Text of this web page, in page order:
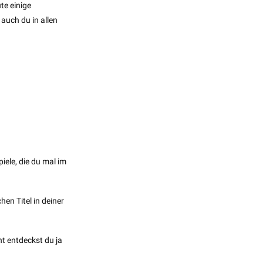
einige
du in allen
die du mal im
Titel in deiner
entdeckst du ja